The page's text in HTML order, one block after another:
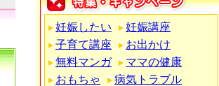
妊娠したい
妊娠講座
子育て講座
お出かけ
無料マンガ
ママの健康
おもちゃ
病気トラブル